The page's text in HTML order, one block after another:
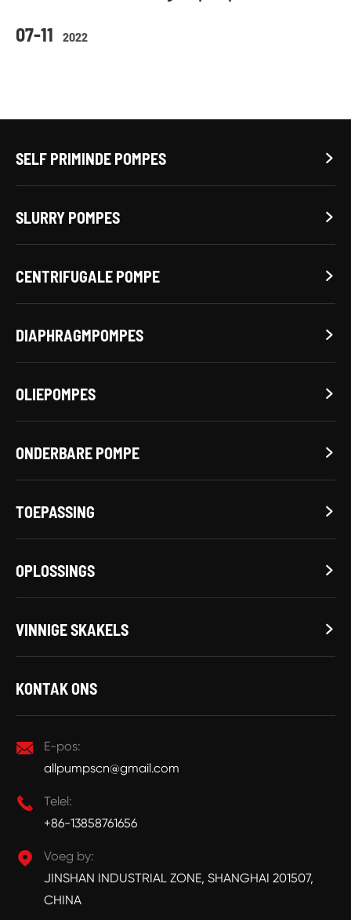
07-11 2022
SELF PRIMINDE POMPES 
SLURRY POMPES 
CENTRIFUGALE POMPE 
DIAPHRAGMPOMPES 
OLIEPOMPES 
ONDERBARE POMPE 
TOEPASSING 
OPLOSSINGS 
VINNIGE SKAKELS 
KONTAK ONS

E-pos:
allpumpscn@gmail.com

Telel:
+86-13858761656

Voeg by:
JINSHAN INDUSTRIAL ZONE, SHANGHAI 201507,
CHINA